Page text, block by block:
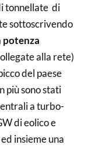
tonnellate di
sottoscrivendo
potenza
alla rete)
del paese
più sono stati
a turbo-
di eolico e
insieme una